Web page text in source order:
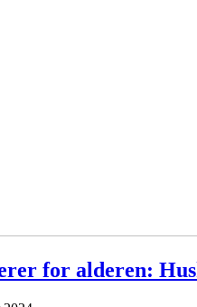
for alderen: